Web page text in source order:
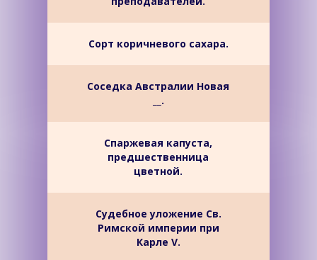
Сорт коричневого сахара.
Соседка Австралии Новая
__.
Спаржевая капуста,
предшественница
цветной.
Судебное уложение Св.
Римской империи при
Карле V.